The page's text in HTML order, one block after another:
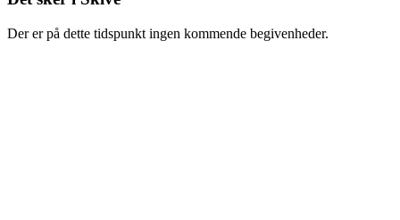
Der er på dette tidspunkt ingen kommende begivenheder.